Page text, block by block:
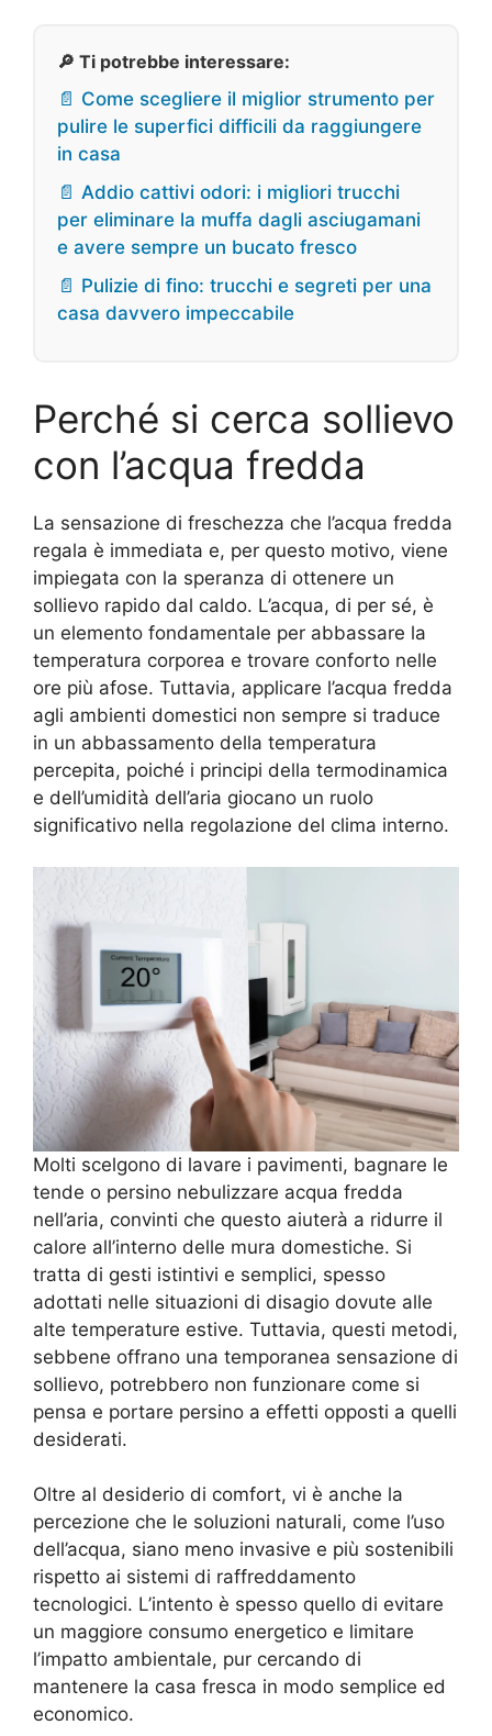
🔎 Ti potrebbe interessare:
📄 Come scegliere il miglior strumento per
pulire le superfici difficili da raggiungere
in casa
📄 Addio cattivi odori: i migliori trucchi
per eliminare la muffa dagli asciugamani
e avere sempre un bucato fresco
📄 Pulizie di fino: trucchi e segreti per una
casa davvero impeccabile
Perché si cerca sollievo
con l’acqua fredda
La sensazione di freschezza che l’acqua fredda
regala è immediata e, per questo motivo, viene
impiegata con la speranza di ottenere un
sollievo rapido dal caldo. L’acqua, di per sé, è
un elemento fondamentale per abbassare la
temperatura corporea e trovare conforto nelle
ore più afose. Tuttavia, applicare l’acqua fredda
agli ambienti domestici non sempre si traduce
in un abbassamento della temperatura
percepita, poiché i principi della termodinamica
e dell’umidità dell’aria giocano un ruolo
significativo nella regolazione del clima interno.
Molti scelgono di lavare i pavimenti, bagnare le
tende o persino nebulizzare acqua fredda
nell’aria, convinti che questo aiuterà a ridurre il
calore all’interno delle mura domestiche. Si
tratta di gesti istintivi e semplici, spesso
adottati nelle situazioni di disagio dovute alle
alte temperature estive. Tuttavia, questi metodi,
sebbene offrano una temporanea sensazione di
sollievo, potrebbero non funzionare come si
pensa e portare persino a effetti opposti a quelli
desiderati.
Oltre al desiderio di comfort, vi è anche la
percezione che le soluzioni naturali, come l’uso
dell’acqua, siano meno invasive e più sostenibili
rispetto ai sistemi di raffreddamento
tecnologici. L’intento è spesso quello di evitare
un maggiore consumo energetico e limitare
l’impatto ambientale, pur cercando di
mantenere la casa fresca in modo semplice ed
economico.